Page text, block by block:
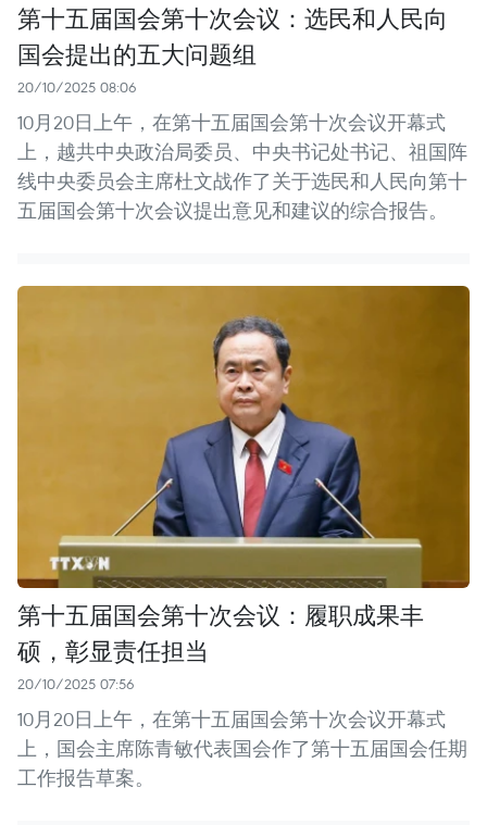
第十五届国会第十次会议：选民和人民向
国会提出的五大问题组
20/10/2025 08:06
10月20日上午，在第十五届国会第十次会议开幕式
上，越共中央政治局委员、中央书记处书记、祖国阵
线中央委员会主席杜文战作了关于选民和人民向第十
五届国会第十次会议提出意见和建议的综合报告。
第十五届国会第十次会议：履职成果丰
硕，彰显责任担当
20/10/2025 07:56
10月20日上午，在第十五届国会第十次会议开幕式
上，国会主席陈青敏代表国会作了第十五届国会任期
工作报告草案。